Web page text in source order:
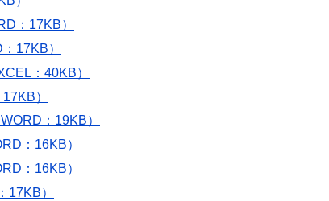
：17KB）
17KB）
：40KB）
）
：19KB）
：16KB）
：16KB）
17KB）